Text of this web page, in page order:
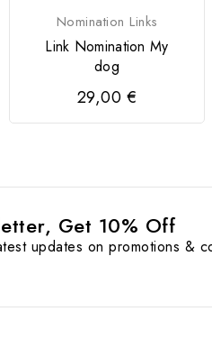
Nomination Links
Link Nomination My
dog
29,00 €
Get 10% Off
updates on promotions &